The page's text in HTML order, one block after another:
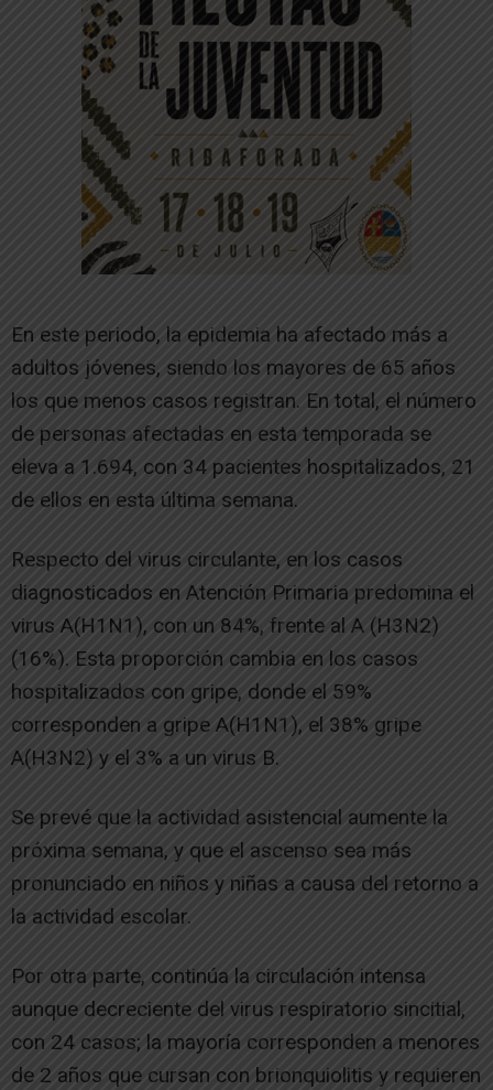
En este periodo, la epidemia ha afectado más a
adultos jóvenes, siendo los mayores de 65 años
los que menos casos registran. En total, el número
de personas afectadas en esta temporada se
eleva a 1.694, con 34 pacientes hospitalizados, 21
de ellos en esta última semana.
Respecto del virus circulante, en los casos
diagnosticados en Atención Primaria predomina el
virus A(H1N1), con un 84%, frente al A (H3N2)
(16%). Esta proporción cambia en los casos
hospitalizados con gripe, donde el 59%
corresponden a gripe A(H1N1), el 38% gripe
A(H3N2) y el 3% a un virus B.
Se prevé que la actividad asistencial aumente la
próxima semana, y que el ascenso sea más
pronunciado en niños y niñas a causa del retorno a
la actividad escolar.
Por otra parte, continúa la circulación intensa
aunque decreciente del virus respiratorio sincitial,
con 24 casos; la mayoría corresponden a menores
de 2 años que cursan con brionquiolitis y requieren